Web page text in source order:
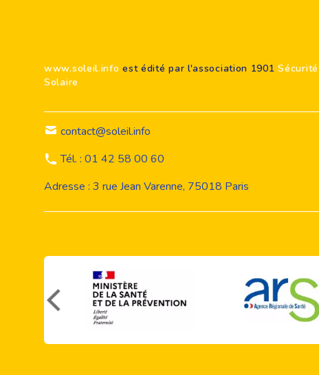
www.soleil.info est édité par l'association 1901Sécurité
Solaire
contact@soleil.info
Tél. : 01 42 58 00 60
Adresse : 3 rue Jean Varenne, 75018 Paris